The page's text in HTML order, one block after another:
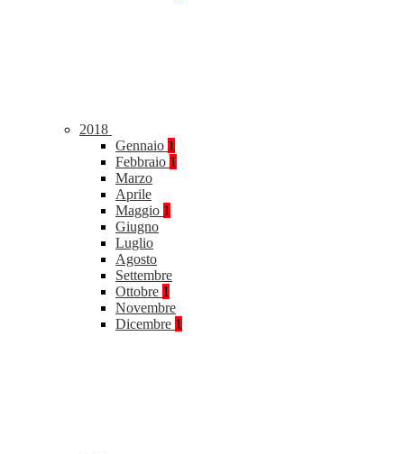
2018
Gennaio 1
Febbraio 1
Marzo
Aprile
Maggio 1
Giugno
Luglio
Agosto
Settembre
Ottobre 1
Novembre
Dicembre 1